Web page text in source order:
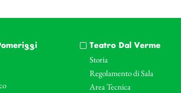
Teatro Dal Verme
Storia
Regolamento di Sala
Area Tecnica